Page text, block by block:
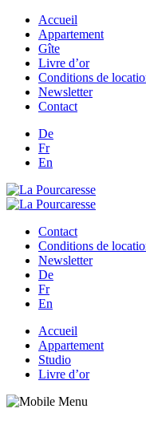
Accueil
Appartement
Gîte
Livre d’or
Conditions de
Newsletter
Contact
De
Fr
En
Contact
Conditions de
Newsletter
De
Fr
En
Accueil
Appartement
Studio
Livre d’or